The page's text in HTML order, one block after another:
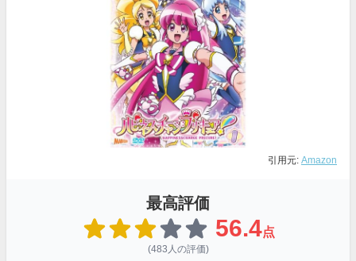
引用元: Amazon
最高評価
56.4点
(483人の評価)